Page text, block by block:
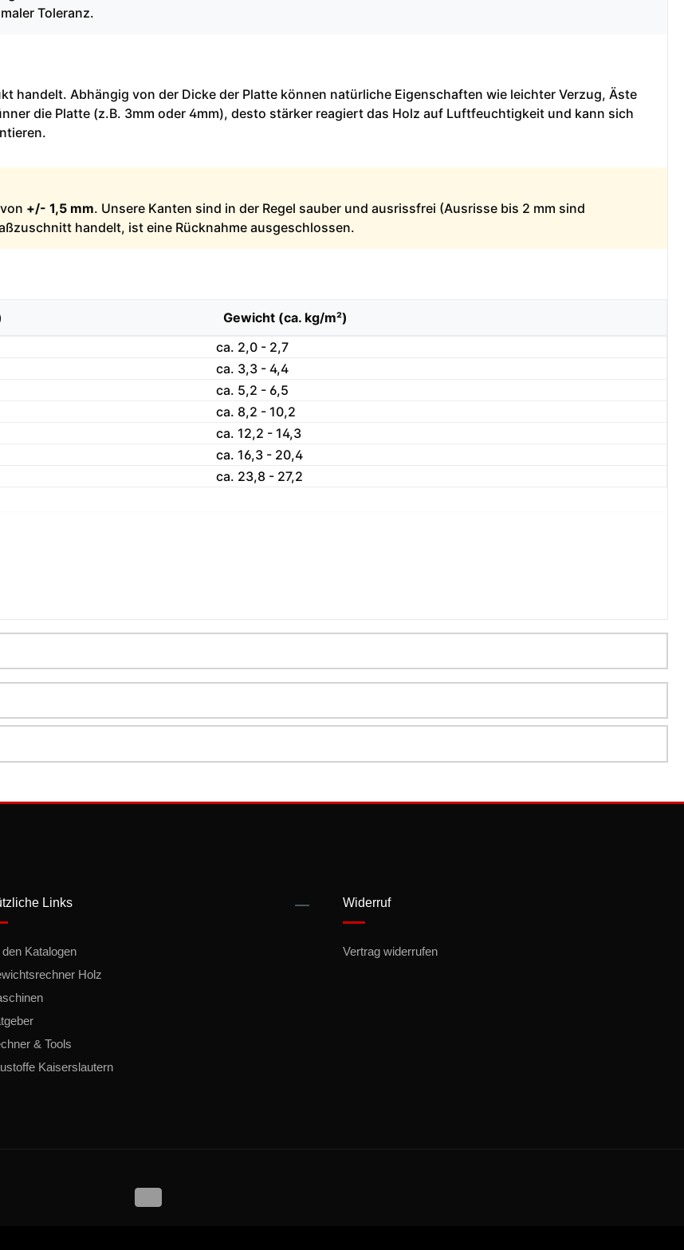
Toleranz.
handelt. Abhängig von der Dicke der Platte können natürliche Eigenschaften wie leichter Verzug, Äste
die Platte (z.B. 3mm oder 4mm), desto stärker reagiert das Holz auf Luftfeuchtigkeit und kann sich
+/- 1,5 mm. Unsere Kanten sind in der Regel sauber und ausrissfrei (Ausrisse bis 2 mm sind
handelt, ist eine Rücknahme ausgeschlossen.
Gewicht (ca. kg/m²)
ca. 2,0 - 2,7
ca. 3,3 - 4,4
ca. 5,2 - 6,5
ca. 8,2 - 10,2
ca. 12,2 - 14,3
ca. 16,3 - 20,4
ca. 23,8 - 27,2
Links
Katalogen
Holz
& Tools
Kaiserslautern
Widerruf
Vertrag widerrufen